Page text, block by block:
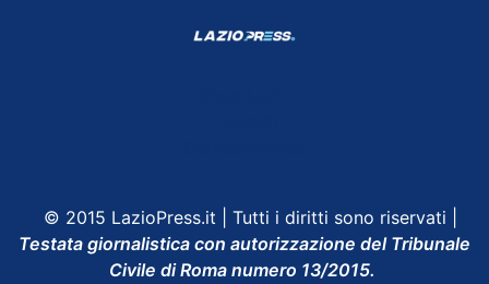
© 2015 LazioPress.it | Tutti i diritti sono riservati |
Testata giornalistica con autorizzazione del Tribunale
Civile di Roma numero 13/2015.